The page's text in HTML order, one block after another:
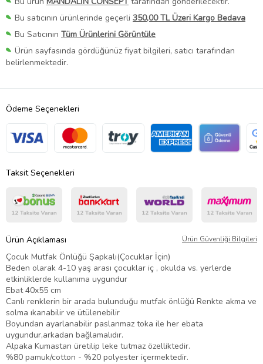
Bu satıcının ürünlerinde geçerli 350,00 TL Üzeri Kargo Bedava
Bu Satıcının Tüm Ürünlerini Görüntüle
Ürün sayfasında gördüğünüz fiyat bilgileri, satıcı tarafından
belirlenmektedir.
Ödeme Seçenekleri
Taksit Seçenekleri
Ürün Açıklaması Ürün Güvenliği Bilgileri
Çocuk Mutfak Önlüğü Şapkalı(Çocuklar İçin)
Beden olarak 4-10 yaş arası çocuklar iç , okulda vs. yerlerde
etkinliklerde kullanıma uygundur
Ebat 40x55 cm
Canlı renklerin bir arada bulunduğu mutfak önlüğü Renkte akma ve
solma ıkanabilir ve ütülenebilir
Boyundan ayarlanabilir paslanmaz toka ile her ebata
uygundur,arkadan bağlamalıdır.
Alpaka Kumastan üretilip leke tutmaz özelliktedir.
%80 pamuk/cotton - %20 polyester içermektedir.